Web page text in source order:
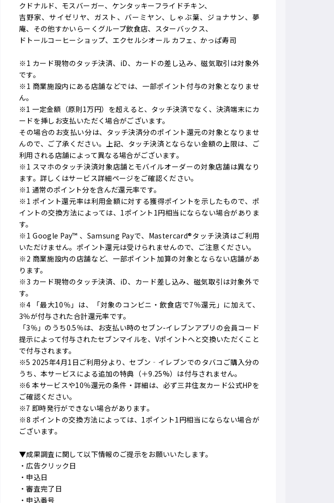
クドナルド、モスバーガー、ケンタッキーフライドチキン、
吉野家、サイゼリヤ、ガスト、バーミヤン、しゃぶ葉、ジョナサン、夢
庵、その他すかいらーくグループ飲食店、スターバックス、
ドトールコーヒーショップ、エクセルシオール カフェ、かっぱ寿司
※1 カード現物のタッチ決済、iD、カードの差し込み、磁気取引は対象外
です。
※1 商業施設内にある店舗などでは、一部ポイント付与の対象となりませ
ん。
※1 一定金額（原則1万円）を超えると、タッチ決済でなく、決済端末にカ
ードを挿しお支払いただく場合がございます。
その場合のお支払い分は、タッチ決済分のポイント還元の対象となりませ
んので、ご了承ください。上記、タッチ決済とならない金額の上限は、ご
利用される店舗によって異なる場合がございます。
※1 スマホのタッチ決済対象店舗とモバイルオーダーの対象店舗は異なり
ます。詳しくはサービス詳細ページをご確認ください。
※1 通常のポイント分を含んだ還元率です。
※1 ポイント還元率は利用金額に対する獲得ポイントを示したもので、ポ
イントの交換方法によっては、1ポイント1円相当にならない場合がありま
す。
※1 Google Pay™ 、Samsung Payで、Mastercard®タッチ決済はご利用
いただけません。ポイント還元は受けられませんので、ご注意ください。
※2 商業施設内の店舗など、一部ポイント加算の対象とならない店舗があ
ります。
※3 カード現物のタッチ決済、iD、カード差し込み、磁気取引は対象外で
す。
※4 「最大10％」は、「対象のコンビニ・飲食店で7％還元」に加えて、
3％が付与された合計還元率です。
「3％」のうち0.5％は、お支払い時のセブン-イレブンアプリの会員コード
提示によって付与されたセブンマイルを、Vポイントへと交換いただくこと
で付与されます。
※5 2025年4月1日ご利用分より、セブン‐イレブンでのタバコご購入分の
うち、本サービスによる追加の特典（＋9.25%）は付与されません。
※6 本サービスや10％還元の条件・詳細は、必ず三井住友カード公式HPを
ご確認ください。
※7 即時発行ができない場合があります。
※8 ポイントの交換方法によっては、1ポイント1円相当にならない場合が
ございます。
▼成果調査に関して以下情報のご提示をお願いいたします。
・広告クリック日
・申込日
・審査完了日
・申込番号